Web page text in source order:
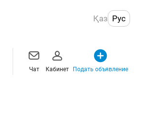
Қаз Рус
Чат Кабинет Подать объявление